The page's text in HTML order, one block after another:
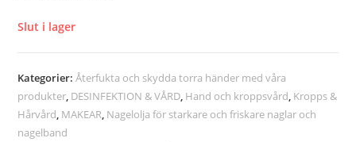
Slut i lager
Kategorier:Återfukta och skydda torra händer med våra
produkter, DESINFEKTION & VÅRD, Hand och kroppsvård, Kropps &
Hårvård, MAKEAR, Nagelolja för starkare och friskare naglar och
nagelband